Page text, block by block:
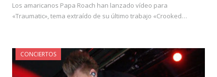
Los amaricanos Papa Roach han lanzado vídeo para
«Traumatic», tema extraído de su último trabajo «Crooked…
CONCIERTOS